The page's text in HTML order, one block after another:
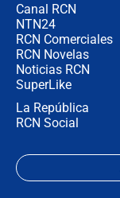
Canal RCN
NTN24
RCN Comerciales
RCN Novelas
Noticias RCN
SuperLike
La República
RCN Social